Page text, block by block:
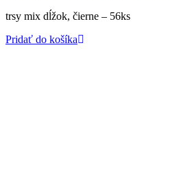
trsy mix dĺžok, čierne – 56ks
Pridať do košíka